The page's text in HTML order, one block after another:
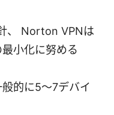
、 Norton VPNは
小化に努める
的に5～7デバイ